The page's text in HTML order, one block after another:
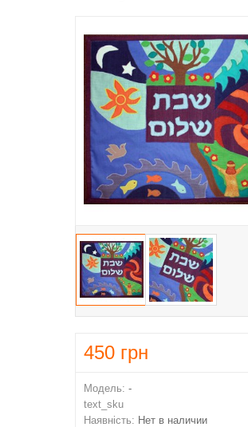
450 грн
Модель: -
text_sku
Наявність: Нет в наличии